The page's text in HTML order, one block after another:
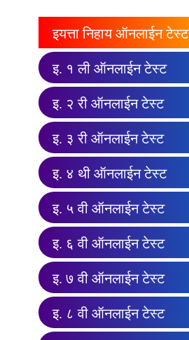
इयत्ता निहाय ऑनलाईन टेस्ट
इ. १ ली ऑनलाईन टेस्ट
इ. २ री ऑनलाईन टेस्ट
इ. ३ री ऑनलाईन टेस्ट
इ. ४ थी ऑनलाईन टेस्ट
इ. ५ वी ऑनलाईन टेस्ट
इ. ६ वी ऑनलाईन टेस्ट
इ. ७ वी ऑनलाईन टेस्ट
इ. ८ वी ऑनलाईन टेस्ट